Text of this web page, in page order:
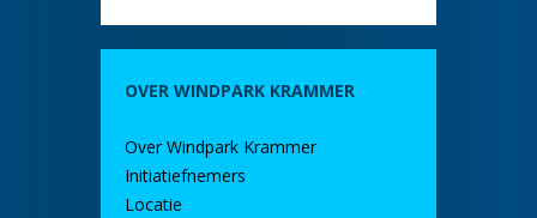
OVER WINDPARK KRAMMER
Over Windpark Krammer
Initiatiefnemers
Locatie